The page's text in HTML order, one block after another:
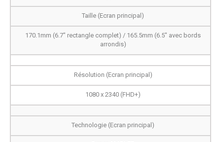
Taille (Ecran principal)
170.1mm (6.7" rectangle complet) / 165.5mm (6.5" avec bords
arrondis)
Résolution (Ecran principal)
1080 x 2340 (FHD+)
Technologie (Ecran principal)